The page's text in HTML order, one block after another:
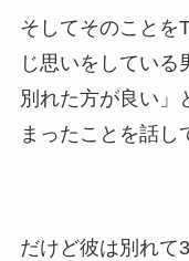
そしてそのことを
じ思いをしている
別れた方が良い」
まったことを話し
だけど彼は別れて